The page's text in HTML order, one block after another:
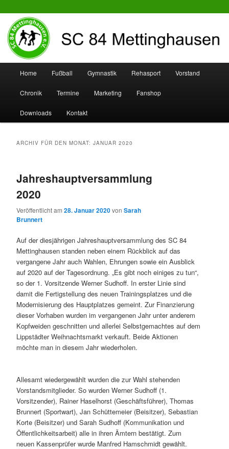
SC 84 Mettinghausen
Zum
Inhalt
wechseln
Zum
sekundären
Inhalt
wechseln
Home Fußball Gymnastik Rehasport Vorstand
Chronik Termine Marketing Fanshop
Downloads Kontakt
ARCHIV FÜR DEN MONAT:JANUAR 2020
Jahreshauptversammlung
2020
Veröffentlicht am28. Januar 2020vonSarah
Brunnert
Auf der diesjährigen Jahreshauptversammlung des SC 84
Mettinghausen standen neben einem Rückblick auf das
vergangene Jahr auch Wahlen, Ehrungen sowie ein Ausblick
auf 2020 auf der Tagesordnung. „Es gibt noch einiges zu tun“,
so der 1. Vorsitzende Werner Sudhoff. In erster Linie sind
damit die Fertigstellung des neuen Trainingsplatzes und die
Modernisierung des Hauptplatzes gemeint. Zur Finanzierung
dieser Vorhaben wurden im vergangenen Jahr unter anderem
Kopfweiden geschnitten und allerlei Selbstgemachtes auf dem
Lippstädter Weihnachtsmarkt verkauft. Beide Aktionen
möchte man in diesem Jahr wiederholen.
Allesamt wiedergewählt wurden die zur Wahl stehenden
Vorstandsmitglieder. So wurden Werner Sudhoff (1.
Vorsitzender), Rainer Haselhorst (Geschäftsführer), Thomas
Brunnert (Sportwart), Jan Schüttemeier (Beisitzer), Sebastian
Korte (Beisitzer) und Sarah Sudhoff (Kommunikation und
Öffentlichkeitsarbeit) alle in ihren Ämtern bestätigt. Zum
neuen Kassenprüfer wurde Manfred Hamschmidt gewählt.